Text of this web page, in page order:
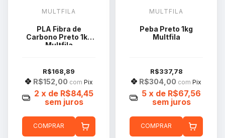
MULTFILA
PLA Fibra de
Carbono Preto 1kg
Multfila
R$168,89
R$152,00 com Pix
2 x de R$84,45
sem juros
COMPRAR
MULTFILA
Peba Preto 1kg
Multfila
R$337,78
R$304,00 com Pix
5 x de R$67,56
sem juros
COMPRAR